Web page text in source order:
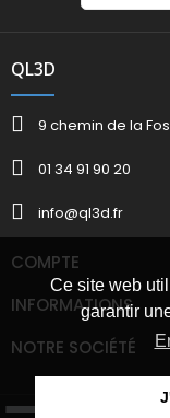
Ce site web
garantir
QL3D
9 chemin de la
01 34 91 90 20
info@ql3d.fr
COMPTE
INFORMATIONS
NOTRE SOCIÉTÉ